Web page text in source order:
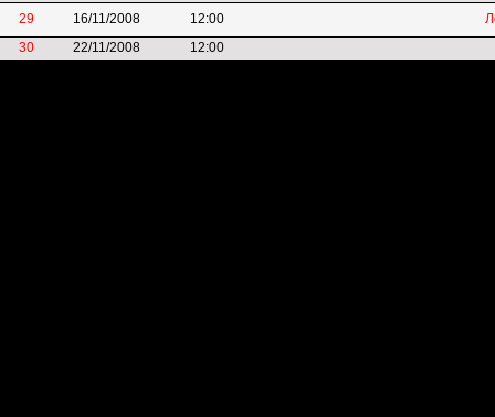
29
16/11/2008 12:00
30
22/11/2008 12:00